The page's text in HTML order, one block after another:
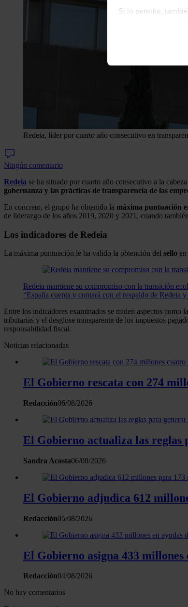
Si lo permite,
Las cookies de
y analizar el
que hayan
Redeia, líder por cuarto año consecutivo en
Ningún comentario
Redeia se ha situado por cuarto año consecutivo a la
gobernanza y las prácticas de transparencia de las
En concreto, el grupo ha obtenido la máxima puntuación
de liderazgo de los años 2019, 2020 y 2021, cuando
Los indicadores de Redeia
La máxima puntuación le ha valido la obtención del sello
Redeia mantiene su compromiso con la transición
“España cuenta y contará con el respaldo de Redeia
Entre los indicadores examinados se miden aspectos
tributarias y el desglose transparente de los impuestos
responsabilidad fiscal.
Noticias relacionadas
El Gobierno rescata con 274
Redacción06/08/2026
El Gobierno actualiza las
Sandra Acosta06/08/2026
El Gobierno adjudica 612
Redacción05/08/2026
El Gobierno asigna 433 millones
Redacción04/08/2026
No hay comentarios